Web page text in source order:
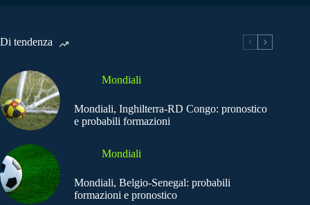
Di tendenza
Mondiali
Mondiali, Inghilterra-RD Congo: pronostico
e probabili formazioni
Mondiali
Mondiali, Belgio-Senegal: probabili
formazioni e pronostico